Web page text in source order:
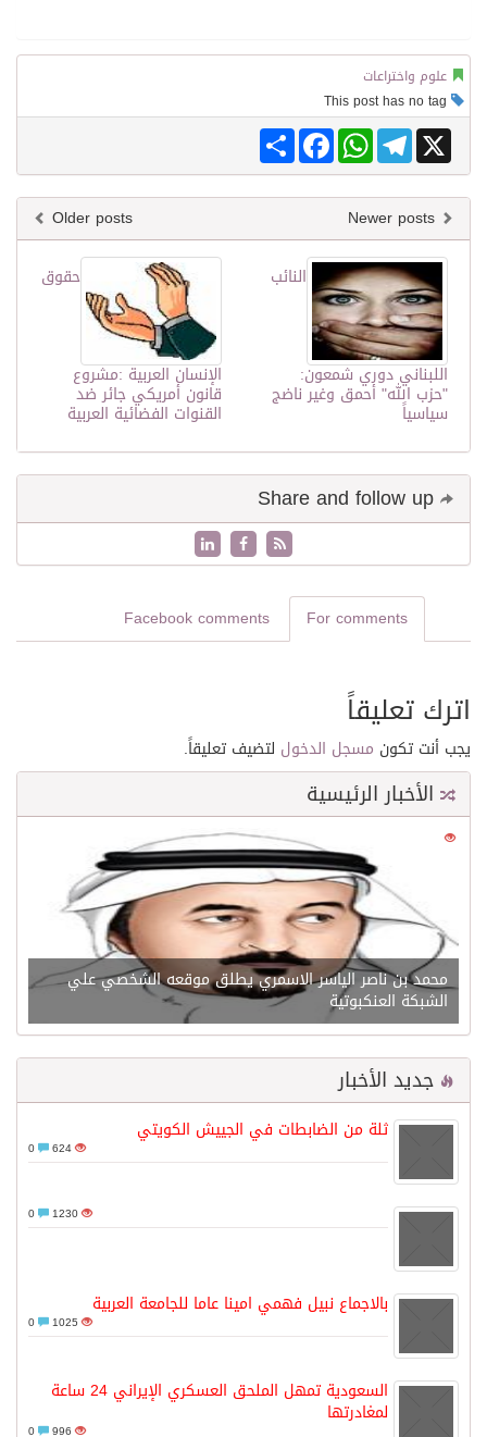
علوم واختراعات
Share
FacebookWhatsAppTelegram X
Older posts
حقوق
الإنسان العربية :مشروع
قانون أمريكي جائر ضد
القنوات الفضائية العربية
النائب
اللبناني دوري شمعون:
"حزب الله" أحمق وغير ناضج
سياسياً
For comments
Facebook comments
اترك تعليقاً
يجب أنت تكون مسجل الدخول لتضيف تعليقاً.
الأخبار الرئيسية
21606
محمد بن ناصر الياسر الاسمري يطلق موقعه الشخصي علي
الشبكة العنكبوتية
جديد الأخبار
ثلة من الضابطات في الجييش الكويتي
624
1230
بالاجماع نبيل فهمي امينا عاما للجامعة العربية
1025
السعودية تمهل الملحق العسكري الإيراني 24 ساعة
لمغادرتها
996